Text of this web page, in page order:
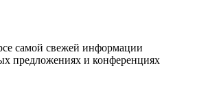
самой свежей информации
предложениях и конференциях